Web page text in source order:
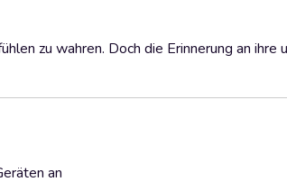
zu wahren. Doch die Erinnerung an ihre
an